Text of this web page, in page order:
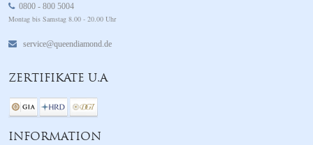
0800 - 800 5004
Montag bis Samstag 8.00 - 20.00 Uhr
service@queendiamond.de
ZERTIFIKATE U.A
INFORMATION